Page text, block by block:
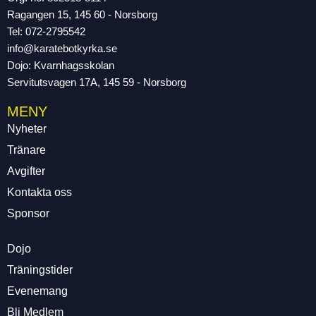
Ragangen 15, 145 60 - Norsborg
Tel: 072-2795542
info@karatebotkyrka.se
Dojo: Kvarnhagsskolan
Servitutsvagen 17A, 145 59 - Norsborg
MENY
Nyheter
Tränare
Avgifter
Kontakta oss
Sponsor
Dojo
Träningstider
Evenemang
Bli Medlem